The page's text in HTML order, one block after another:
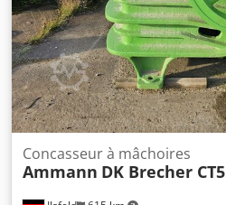
Concasseur à mâchoires
Ammann DK Brecher CT5